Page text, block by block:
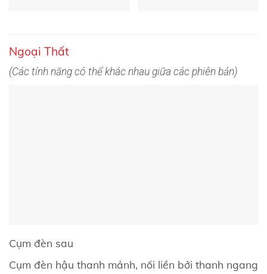
Ngoại Thất
(Các tính năng có thể khác nhau giữa các phiên bản)
Cụm đèn sau
Cụm đèn hậu thanh mảnh, nối liền bởi thanh ngang